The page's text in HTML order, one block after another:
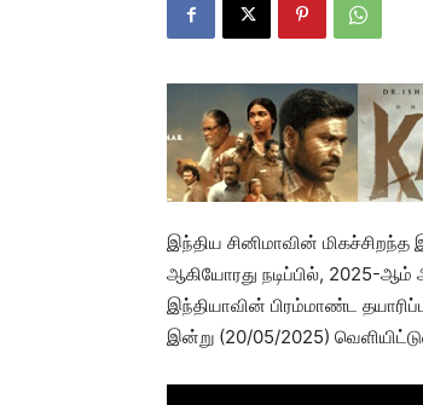
இந்திய சினிமாவின்
ஆகியோரது நடிப்பில், 2025-ஆம்
இந்தியாவின் பிரம்மாண்ட
இன்று (20/05/2025)